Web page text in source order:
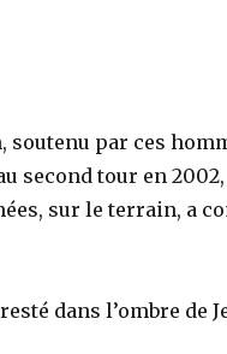
soutenu par ces
second tour en
sur le terrain, a
dans l’ombre de